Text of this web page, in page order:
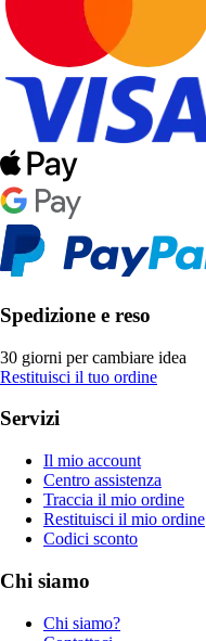
Spedizione e reso
30 giorni per cambiare idea
Restituisci il tuo ordine
Servizi
Il mio account
Centro assistenza
Traccia il mio ordine
Restituisci il mio ordine
Codici sconto
Chi siamo
Chi siamo?